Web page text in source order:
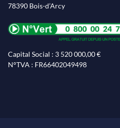
78390 Bois-d’Arcy
Capital Social : 3 520 000,00 €
N°TVA : FR66402049498